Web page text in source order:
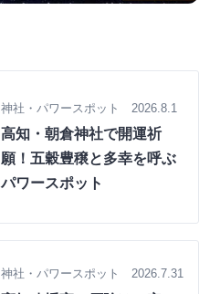
神社・パワースポット 2026.8.1
高知・朝倉神社で開運祈
願！五穀豊穣と多幸を呼ぶ
パワースポット
神社・パワースポット 2026.7.31